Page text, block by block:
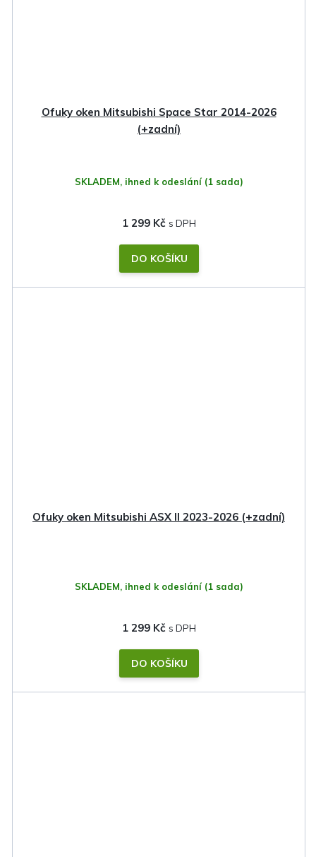
Ofuky oken Mitsubishi Space Star 2014-2026
(+zadní)
SKLADEM, ihned k odeslání (1 sada)
1 299 Kč
DO KOŠÍKU
Ofuky oken Mitsubishi ASX II 2023-2026 (+zadní)
SKLADEM, ihned k odeslání (1 sada)
1 299 Kč
DO KOŠÍKU